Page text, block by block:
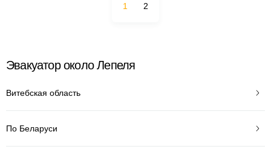
1 2
Эвакуатор около Лепеля
Витебская область
По Беларуси